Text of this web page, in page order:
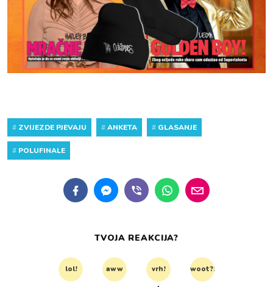
# ZVIJEZDE PJEVAJU #ANKETA # GLASANJE
# POLUFINALE
TVOJA REAKCIJA?
lol! aww vrh! woot?!